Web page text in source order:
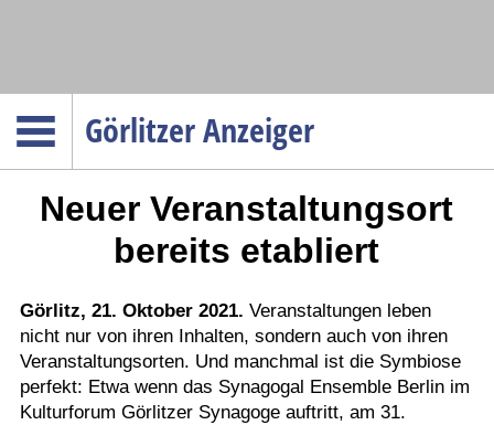
Görlitzer Anzeiger
Menüpunkte
Politik
Gesellschaft
Wirtschaft
Service
Verkehr
Gesundheit
Neuer Veranstaltungsort
bereits etabliert
Görlitz, 21. Oktober 2021. Veranstaltungen leben
nicht nur von ihren Inhalten, sondern auch von ihren
Veranstaltungsorten. Und manchmal ist die Symbiose
perfekt: Etwa wenn das Synagogal Ensemble Berlin im
Kulturforum Görlitzer Synagoge auftritt, am 31.